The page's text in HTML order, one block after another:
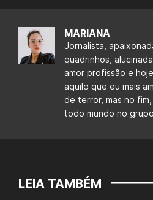
MARIANA
Jornalista,
quadrinhos,
amor profissão e
aquilo que eu mais
de terror, mas no
todo mundo no
LEIA TAMBÉM